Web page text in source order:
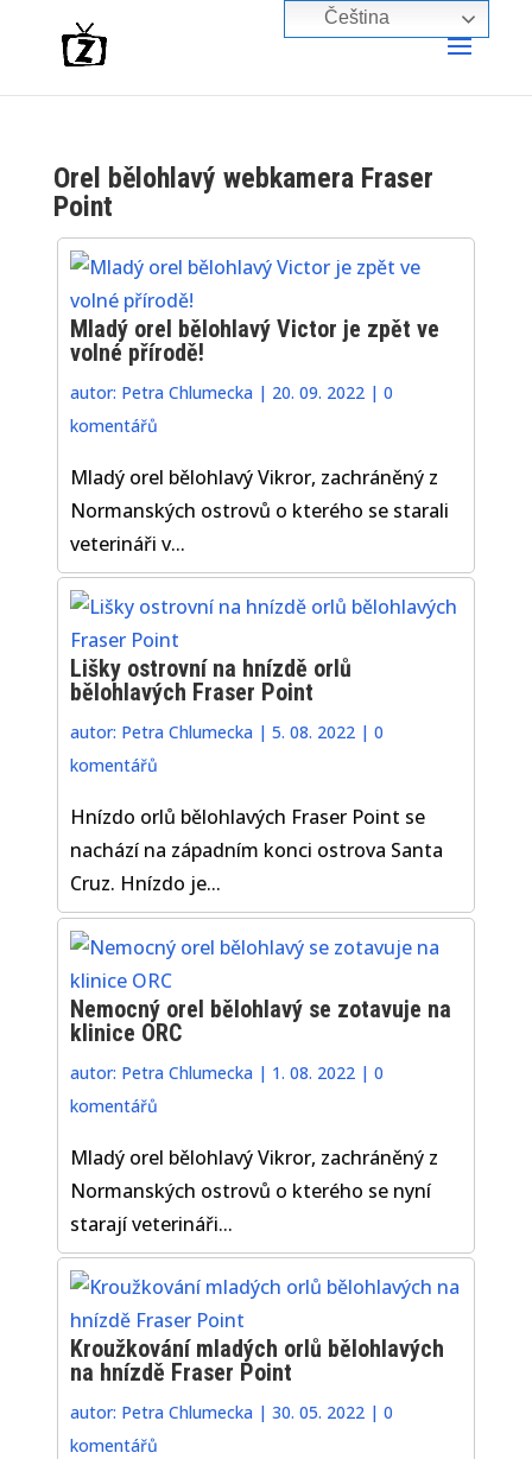
Orel bělohlavý webkamera Fraser
Point
Mladý orel bělohlavý Victor je zpět ve
volné přírodě!
autor: Petra Chlumecka | 20. 09. 2022 |0
komentářů
Mladý orel bělohlavý Vikror, zachráněný z
Normanských ostrovů o kterého se starali
veterináři v...
Lišky ostrovní na hnízdě orlů
bělohlavých Fraser Point
autor: Petra Chlumecka |5. 08. 2022 |0
komentářů
Hnízdo orlů bělohlavých Fraser Point se
nachází na západním konci ostrova Santa
Cruz. Hnízdo je...
Nemocný orel bělohlavý se zotavuje na
klinice ORC
autor: Petra Chlumecka | 1. 08. 2022 |0
komentářů
Mladý orel bělohlavý Vikror, zachráněný z
Normanských ostrovů o kterého se nyní
starají veterináři...
Kroužkování mladých orlů bělohlavých
na hnízdě Fraser Point
autor: Petra Chlumecka |30. 05. 2022 |0
komentářů
Čeština‎